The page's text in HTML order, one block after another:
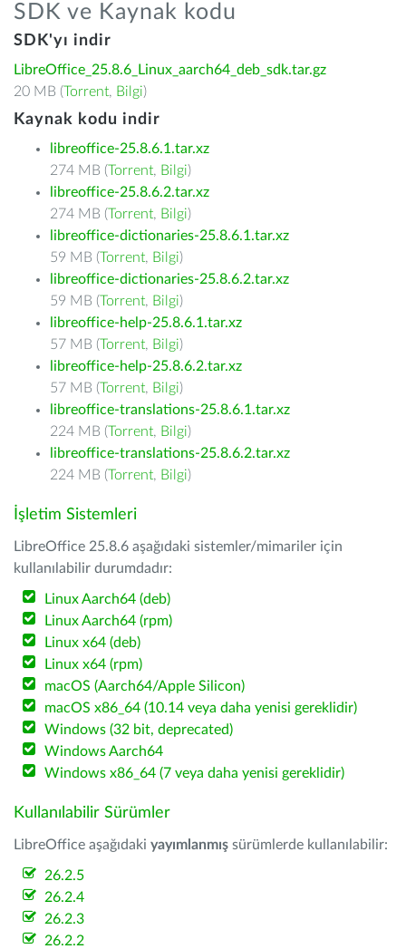
SDK ve Kaynak kodu
SDK'yı indir
LibreOffice_25.8.6_Linux_aarch64_deb_sdk.tar.gz
20 MB (Torrent, Bilgi)
Kaynak kodu indir
libreoffice-25.8.6.1.tar.xz
274 MB (Torrent, Bilgi)
libreoffice-25.8.6.2.tar.xz
274 MB (Torrent, Bilgi)
libreoffice-dictionaries-25.8.6.1.tar.xz
59 MB (Torrent, Bilgi)
libreoffice-dictionaries-25.8.6.2.tar.xz
59 MB (Torrent, Bilgi)
libreoffice-help-25.8.6.1.tar.xz
57 MB (Torrent, Bilgi)
libreoffice-help-25.8.6.2.tar.xz
57 MB (Torrent, Bilgi)
libreoffice-translations-25.8.6.1.tar.xz
224 MB (Torrent, Bilgi)
libreoffice-translations-25.8.6.2.tar.xz
224 MB (Torrent, Bilgi)
İşletim Sistemleri
LibreOffice 25.8.6 aşağıdaki sistemler/mimariler için
kullanılabilir durumdadır:
Linux Aarch64 (deb)
Linux Aarch64 (rpm)
Linux x64 (deb)
Linux x64 (rpm)
macOS (Aarch64/Apple Silicon)
macOS x86_64 (10.14 veya daha yenisi gereklidir)
Windows (32 bit, deprecated)
Windows Aarch64
Windows x86_64 (7 veya daha yenisi gereklidir)
Kullanılabilir Sürümler
LibreOffice aşağıdaki yayımlanmış sürümlerde kullanılabilir:
26.2.5
26.2.4
26.2.3
26.2.2